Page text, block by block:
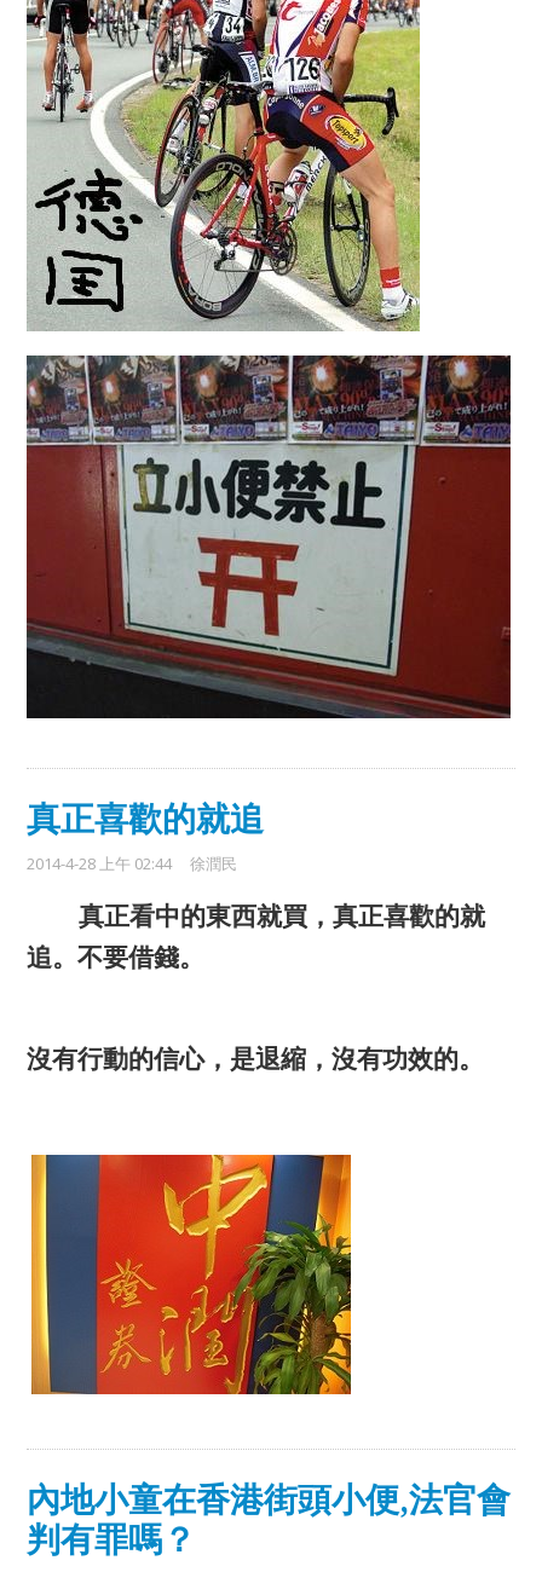
真正喜歡的就追
2014-4-28 上午 02:44 徐潤民
真正看中的東西就買，真正喜歡的就
追。不要借錢。
沒有行動的信心，是退縮，沒有功效的。
內地小童在香港街頭小便,法官會
判有罪嗎？